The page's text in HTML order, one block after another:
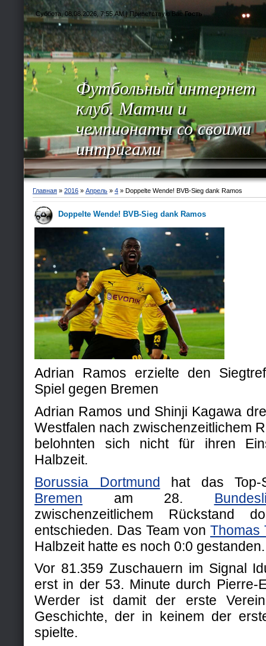
Суббота, 08.08.2026, 7:55 AM | Приветствую Вас Гость
Футбольный интернет
клуб. Матчи и
чемпионаты со своими
интригами
Главная » 2016 » Апрель » 4 » Doppelte Wende! BVB-Sieg dank Ramos
Doppelte Wende! BVB-Sieg dank Ramos
Adrian Ramos erzielte den
Spiel gegen Bremen
Adrian Ramos und Shinji Kagawa
Westfalen nach zwischenzeitlichem
belohnten sich nicht für ihren
Halbzeit.
Borussia Dortmund hat das
Bremen am 28.
zwischenzeitlichem Rückstand
entschieden. Das Team von Thomas
Halbzeit hatte es noch 0:0 gestanden.
Vor 81.359 Zuschauern im Signal
erst in der 53. Minute durch Pierre-
Werder ist damit der erste
Geschichte, der in keinem der
spielte.